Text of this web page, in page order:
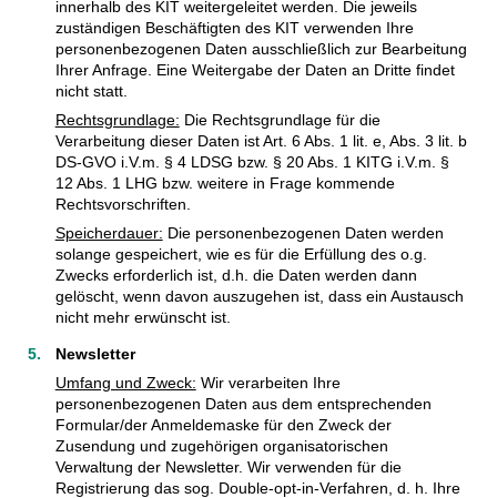
innerhalb des KIT weitergeleitet werden. Die jeweils
zuständigen Beschäftigten des KIT verwenden Ihre
personenbezogenen Daten ausschließlich zur Bearbeitung
Ihrer Anfrage. Eine Weitergabe der Daten an Dritte findet
nicht statt.
Rechtsgrundlage: Die Rechtsgrundlage für die
Verarbeitung dieser Daten ist Art. 6 Abs. 1 lit. e, Abs. 3 lit. b
DS-GVO i.V.m. § 4 LDSG bzw. § 20 Abs. 1 KITG i.V.m. §
12 Abs. 1 LHG bzw. weitere in Frage kommende
Rechtsvorschriften.
Speicherdauer: Die personenbezogenen Daten werden
solange gespeichert, wie es für die Erfüllung des o.g.
Zwecks erforderlich ist, d.h. die Daten werden dann
gelöscht, wenn davon auszugehen ist, dass ein Austausch
nicht mehr erwünscht ist.
Newsletter
Umfang und Zweck: Wir verarbeiten Ihre
personenbezogenen Daten aus dem entsprechenden
Formular/der Anmeldemaske für den Zweck der
Zusendung und zugehörigen organisatorischen
Verwaltung der Newsletter. Wir verwenden für die
Registrierung das sog. Double-opt-in-Verfahren, d. h. Ihre